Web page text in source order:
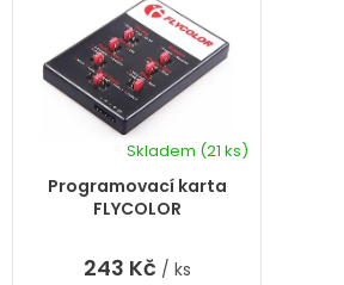
Programovací karta
FLYCOLOR
Skladem (21 ks)
243 Kč / ks